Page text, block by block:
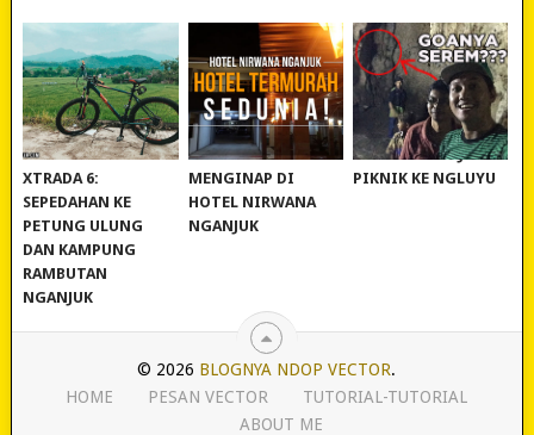
REVIEW POLYGON
XTRADA 6:
SEPEDAHAN KE
PETUNG ULUNG
DAN KAMPUNG
RAMBUTAN
NGANJUK
MURAH BANGET!
MENGINAP DI
HOTEL NIRWANA
NGANJUK
WISATA NGANJUK:
PIKNIK KE NGLUYU
© 2026 BLOGNYA NDOP VECTOR.
HOME
PESAN VECTOR
TUTORIAL-TUTORIAL
ABOUT ME